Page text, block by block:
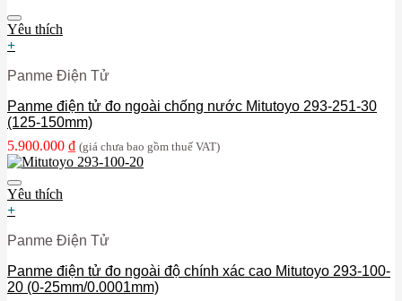
Yêu thích
+
Panme Điện Tử
Panme điện tử đo ngoài chống nước Mitutoyo 293-251-30
(125-150mm)
5.900.000 ₫ (giá chưa bao gồm thuế VAT)
Yêu thích
+
Panme Điện Tử
Panme điện tử đo ngoài độ chính xác cao Mitutoyo 293-100-
20 (0-25mm/0.0001mm)